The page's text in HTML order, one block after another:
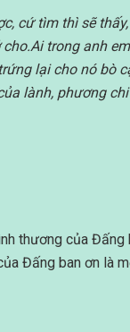
cứ tìm thì sẽ
trong anh
lại cho nó bò
lành, phương
thương của Đấng
Đấng ban ơn là